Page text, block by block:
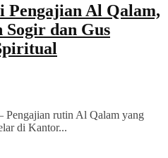
Al Qalam,
dan Gus
rutin Al Qalam yang
di Kantor...